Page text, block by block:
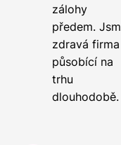
zálohy
předem.
zdravá firma
působící na
trhu
dlouhodobě.